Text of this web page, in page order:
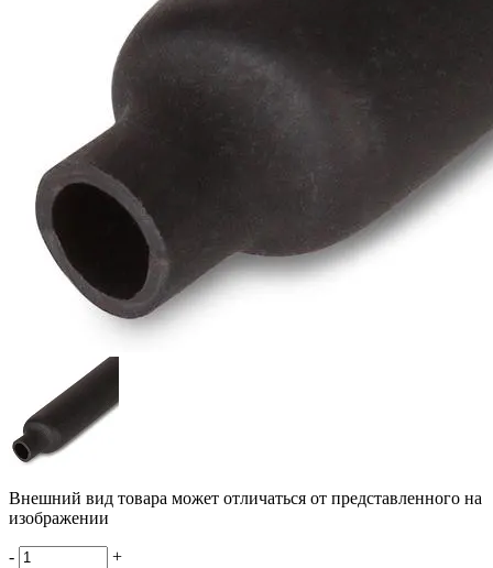
Внешний вид товара может отличаться от представленного на
изображении
- +